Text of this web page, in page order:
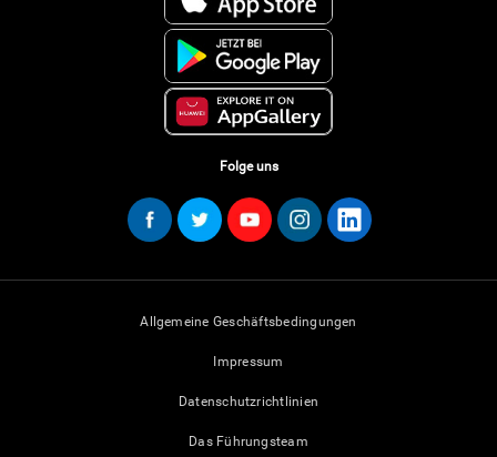
Folge uns
Allgemeine Geschäftsbedingungen
Impressum
Datenschutzrichtlinien
Das Führungsteam